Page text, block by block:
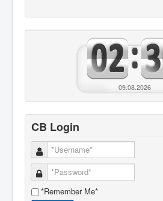
09.08.2026
CB Login
*Remember Me*